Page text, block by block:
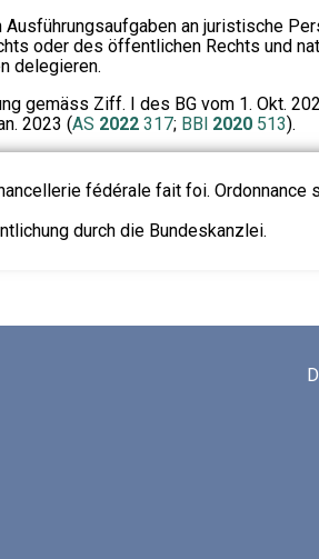
Ausführungsaufgaben an juristische
oder des öffentlichen Rechts und
delegieren.
gemäss Ziff. I des BG vom 1. Okt.
2023 (AS 2022317; BBl 2020513).
fédérale fait foi. Ordonnance
durch die Bundeskanzlei.